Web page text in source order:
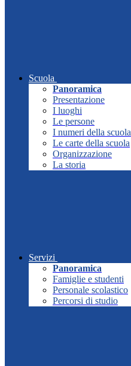
Scuola
Panoramica
Presentazione
I luoghi
Le persone
I numeri della scuola
Le carte della scuola
Organizzazione
La storia
Servizi
Panoramica
Famiglie e studenti
Personale scolastico
Percorsi di studio